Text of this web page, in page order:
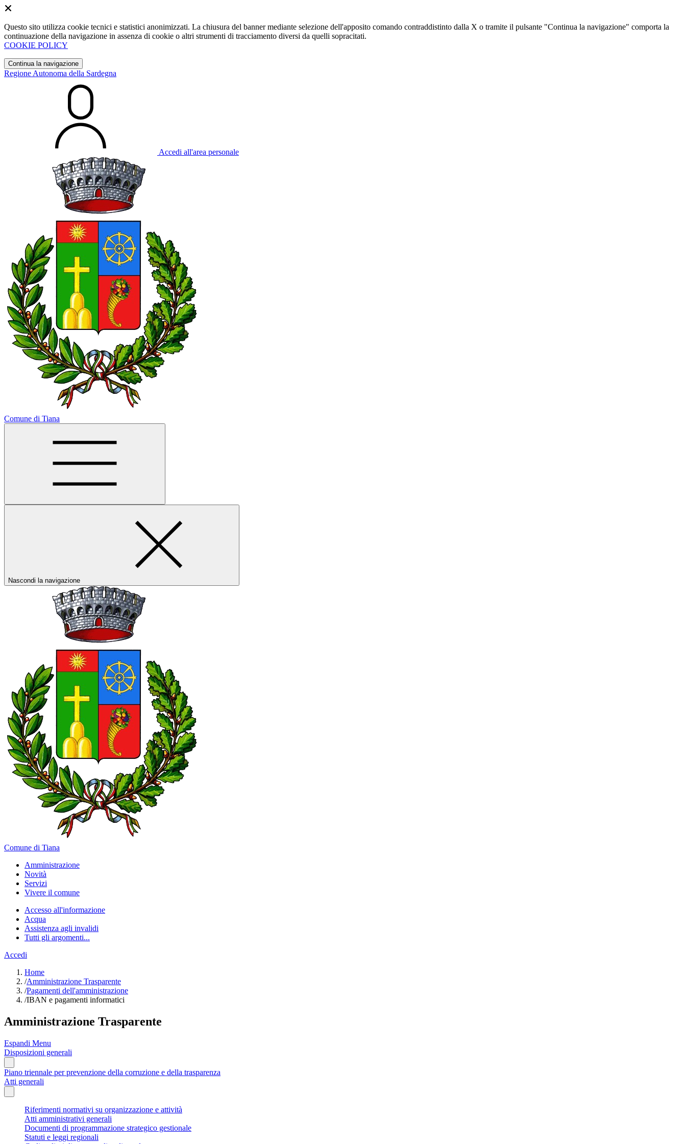
Questo sito utilizza cookie tecnici e statistici anonimizzati. La chiusura del banner mediante selezione dell'apposito comando contraddistinto dalla X o tramite il pulsante "Continua la navigazione" comporta la
continuazione della navigazione in assenza di cookie o altri strumenti di tracciamento diversi da quelli sopracitati.
COOKIE POLICY
Continua la navigazione
Regione Autonoma della Sardegna
Accedi all'area personale
Comune di Tiana
Nascondi la navigazione
Comune di Tiana
Amministrazione
Novità
Servizi
Vivere il comune
Accesso all'informazione
Acqua
Assistenza agli invalidi
Tutti gli argomenti...
Accedi
Home
/Amministrazione Trasparente
/Pagamenti dell'amministrazione
/IBAN e pagamenti informatici
Amministrazione Trasparente
Espandi Menu
Disposizioni generali
Piano triennale per prevenzione della corruzione e della trasparenza
Atti generali
Riferimenti normativi su organizzazione e attività
Atti amministrativi generali
Documenti di programmazione strategico gestionale
Statuti e leggi regionali